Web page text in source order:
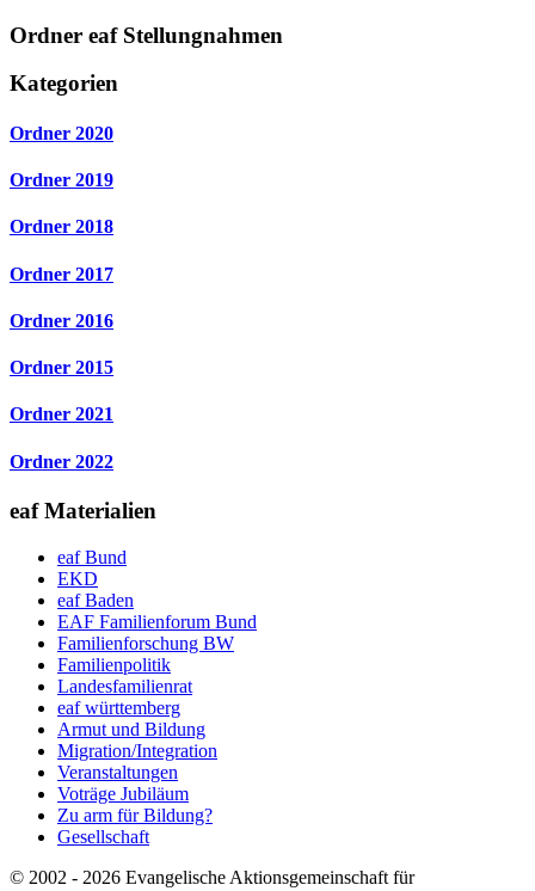
Ordner eaf Stellungnahmen
Kategorien
Ordner 2020
Ordner 2019
Ordner 2018
Ordner 2017
Ordner 2016
Ordner 2015
Ordner 2021
Ordner 2022
eaf Materialien
eaf Bund
EKD
eaf Baden
EAF Familienforum Bund
Familienforschung BW
Familienpolitik
Landesfamilienrat
eaf württemberg
Armut und Bildung
Migration/Integration
Veranstaltungen
Voträge Jubiläum
Zu arm für Bildung?
Gesellschaft
© 2002 - 2026 Evangelische Aktionsgemeinschaft für